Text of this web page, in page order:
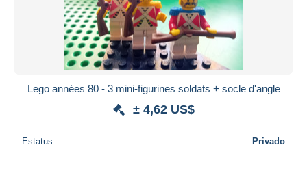
Lego années 80 - 3 mini-figurines soldats + socle d'angle
± 4,62 US$
Estatus Privado